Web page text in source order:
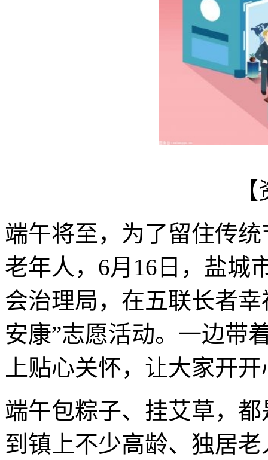
端午将至，为了留住传
老年人，6月16日，盐城
会治理局，在五联长者
安康”志愿活动。一边带
上贴心关怀，让大家开
端午包粽子、挂艾草，
到镇上不少高龄、独居